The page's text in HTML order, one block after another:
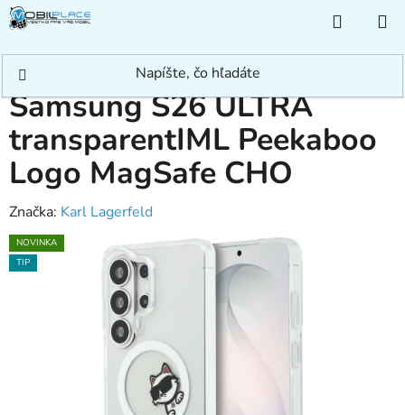
Prejsť
na
KOŠÍK
Samsung S26 ULTRA transparentIML Peekaboo
Logo MagSafe CHO
Samsung S26 ULTRA
transparentIML Peekaboo
Logo MagSafe CHO
Značka: Karl Lagerfeld
NOVINKA
TIP